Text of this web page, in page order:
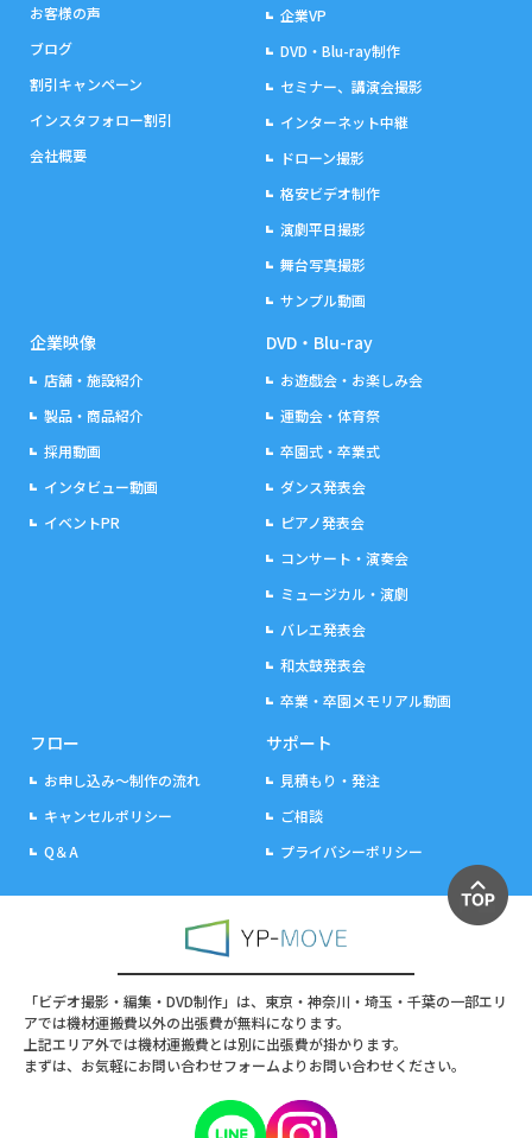
お客様の声
ブログ
割引キャンペーン
インスタフォロー割引
会社概要
企業VP
DVD・Blu-ray制作
セミナー、講演会撮影
インターネット中継
ドローン撮影
格安ビデオ制作
演劇平日撮影
舞台写真撮影
サンプル動画
企業映像
店舗・施設紹介
製品・商品紹介
採用動画
インタビュー動画
イベントPR
DVD・Blu-ray
お遊戯会・お楽しみ会
運動会・体育祭
卒園式・卒業式
ダンス発表会
ピアノ発表会
コンサート・演奏会
ミュージカル・演劇
バレエ発表会
和太鼓発表会
卒業・卒園メモリアル動画
フロー
お申し込み～制作の流れ
キャンセルポリシー
Q＆A
サポート
見積もり・発注
ご相談
プライバシーポリシー
「ビデオ撮影・編集・DVD制作」は、東京・神奈川・埼玉・千葉の一部エリ
アでは機材運搬費以外の出張費が無料になります。
上記エリア外では機材運搬費とは別に出張費が掛かります。
まずは、お気軽にお問い合わせフォームよりお問い合わせください。